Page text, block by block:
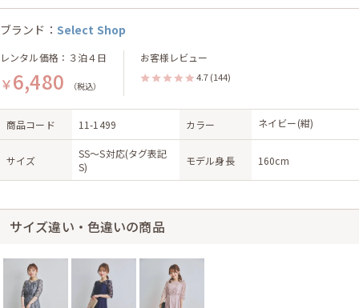
ブランド： Select Shop
レンタル価格：３泊４日
￥6,480 （税込）
お客様レビュー
4.7 (144)
商品コード 11-1499 カラー ネイビー(紺)
サイズ
SS〜S対応(タグ表記
S)
モデル身長 160cm
サイズ違い・色違いの商品